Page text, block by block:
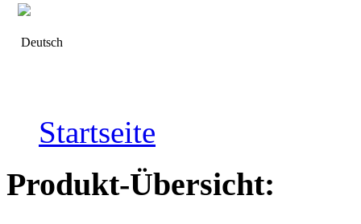
Deutsch
Startseite
Produkt-Übersicht: